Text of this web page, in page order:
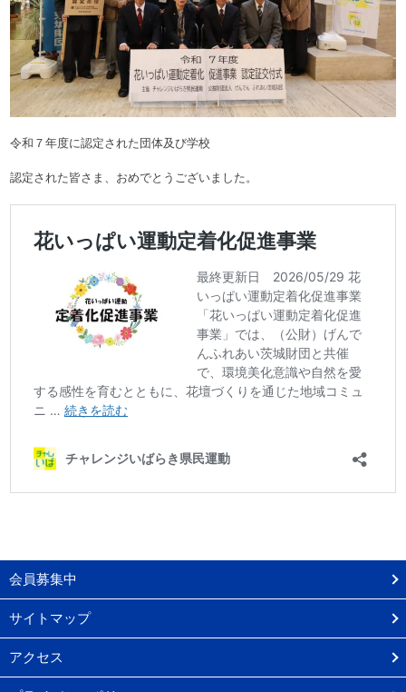
令和７年度に認定された団体及び学校
認定された皆さま、おめでとうございました。
会員募集中
サイトマップ
アクセス